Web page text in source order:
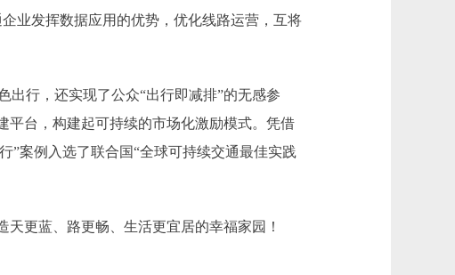
业发挥数据应用的优势，优化线路运营，互将
行，还实现了公众“出行即减排”的无感参
平台，构建起可持续的市场化激励模式。凭借
”案例入选了联合国“全球可持续交通最佳实践
更蓝、路更畅、生活更宜居的幸福家园！